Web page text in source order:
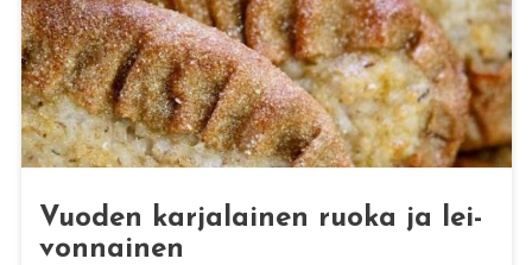
Vuo­den kar­ja­lai­nen ruoka ja lei­
von­nai­nen